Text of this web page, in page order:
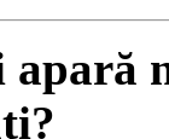
apară